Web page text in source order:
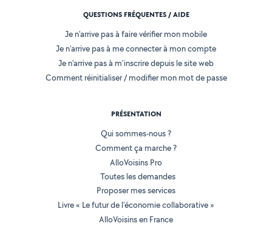
QUESTIONS FRÉQUENTES / AIDE
Je n'arrive pas à faire vérifier mon mobile
Je n'arrive pas à me connecter à mon compte
Je n'arrive pas à m'inscrire depuis le site web
Comment réinitialiser / modifier mon mot de passe
PRÉSENTATION
Qui sommes-nous ?
Comment ça marche ?
AlloVoisins Pro
Toutes les demandes
Proposer mes services
Livre « Le futur de l'économie collaborative »
AlloVoisins en France